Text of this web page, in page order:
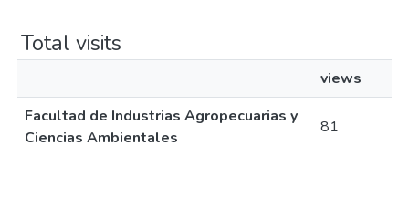
Total visits
views
Facultad de Industrias Agropecuarias y
Ciencias Ambientales
81